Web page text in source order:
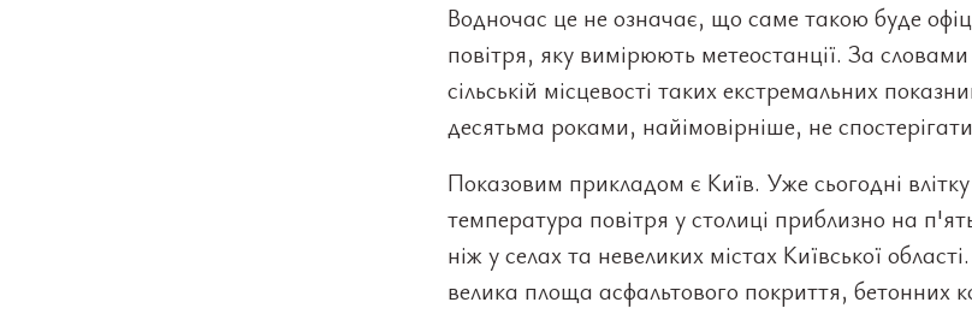
Водночас це не означає, що саме такою буде
повітря, яку вимірюють метеостанції. За
сільській місцевості таких екстремальних
десятьма роками, найімовірніше, не
Показовим прикладом є Київ. Уже сьогодні
температура повітря у столиці приблизно на
ніж у селах та невеликих містах Київської
велика площа асфальтового покриття, бетонних